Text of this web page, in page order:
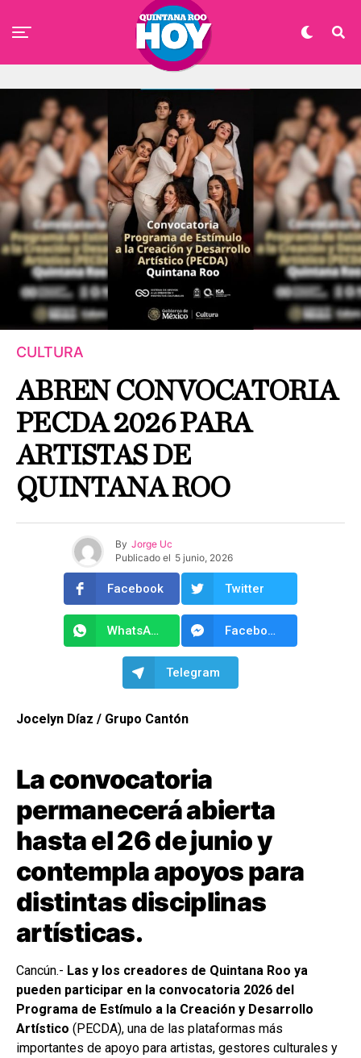
CULTURA
ABREN CONVOCATORIA
PECDA 2026 PARA
ARTISTAS DE
QUINTANA ROO
By Jorge Uc
Publicado el 5 junio, 2026
Facebook Twitter
WhatsApp Facebook Messenger
Telegram
Jocelyn Díaz / Grupo Cantón
La convocatoria
permanecerá abierta
hasta el 26 de junio y
contempla apoyos para
distintas disciplinas
artísticas.
Cancún.- Las y los creadores de Quintana Roo ya
pueden participar en la convocatoria 2026 del
Programa de Estímulo a la Creación y Desarrollo
Artístico (PECDA), una de las plataformas más
importantes de apoyo para artistas, gestores culturales y